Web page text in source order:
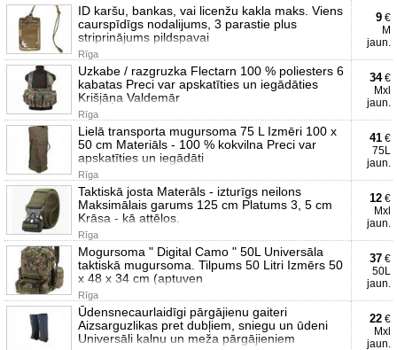
ID karšu, bankas, vai licenžu kakla maks. Viens
caurspīdīgs nodalijums, 3 parastie plus
striprinājums pildspavai
Rīga
9 €
M
jaun.
Uzkabe / razgruzka Flectarn 100 % poliesters 6
kabatas Preci var apskatīties un iegādāties
Krišjāņa Valdemār
Rīga
34€
Mxl
jaun.
Lielā transporta mugursoma 75 L Izmēri 100 x
50 cm Materiāls - 100 % kokvilna Preci var
apskatīties un iegādāti
Rīga
41 €
75L
jaun.
Taktiskā josta Materāls - izturīgs neilons
Maksimālais garums 125 cm Platums 3, 5 cm
Krāsa - kā attēlos.
Rīga
12 €
Mxl
jaun.
Mogursoma " Digital Camo " 50L Universāla
taktiskā mugursoma. Tilpums 50 Litri Izmērs 50
x 48 x 34 cm (aptuven
Rīga
37 €
50L
jaun.
Ūdensnecaurlaidīgi pārgājienu gaiteri
Aizsarguzlikas pret dubļiem, sniegu un ūdeni
Universāli kalnu un meža pārgājieniem
22 €
Mxl
jaun.